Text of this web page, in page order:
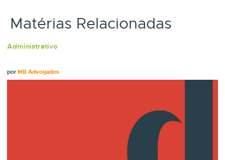
Matérias Relacionadas
Administrativo
porMB Advogados